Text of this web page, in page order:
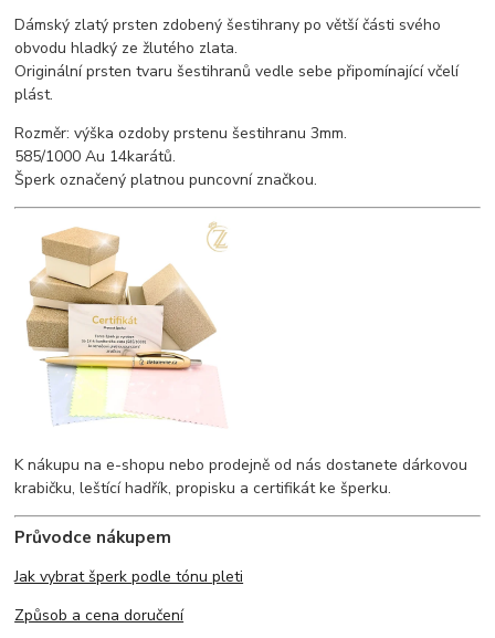
Dámský zlatý prsten zdobený šestihrany po větší části svého
obvodu hladký ze žlutého zlata.
Originální prsten tvaru šestihranů vedle sebe připomínající včelí
plást.
Rozměr: výška ozdoby prstenu šestihranu 3mm.
585/1000 Au 14karátů.
Šperk označený platnou puncovní značkou.
K nákupu na e-shopu nebo prodejně od nás dostanete dárkovou
krabičku, leštící hadřík, propisku a certifikát ke šperku.
Průvodce nákupem
Jak vybrat šperk podle tónu pleti
Způsob a cena doručení